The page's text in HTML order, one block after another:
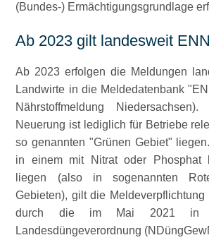
(Bundes-) Ermächtigungsgrundlage
Ab 2023 gilt landesweit
Ab 2023 erfolgen die Meldungen
Landwirte in die Meldedatenbank
Nährstoffmeldung
Neuerung ist lediglich für Betriebe
so genannten
Grünen Gebiet
in einem mit Nitrat oder Phosphat
liegen (also in sogenannten
Gebieten), gilt die
durch die im Mai 2021 in
Landesdüngeverordnung